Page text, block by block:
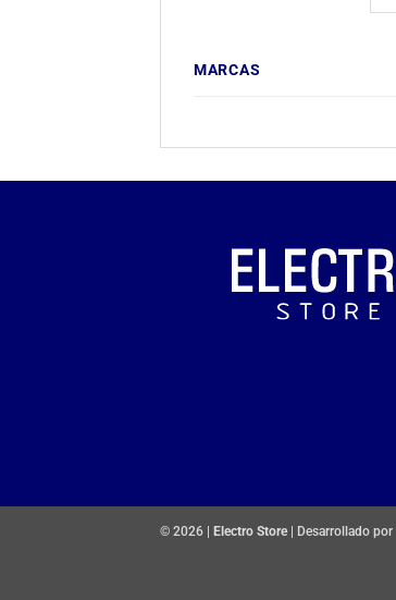
MARCAS
© 2026 | Electro Store | Desarrollado por